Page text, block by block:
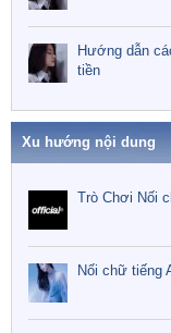
Hướng dẫn
tiền
Xu hướng nội dung
Trò Chơi Nối
Nối chữ tiếng